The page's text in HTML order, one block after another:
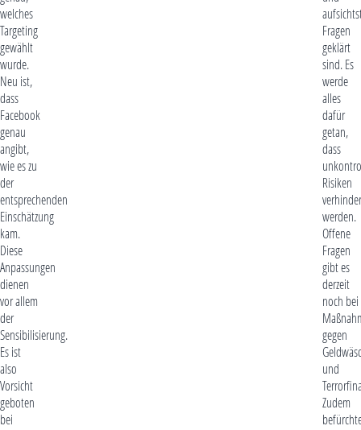
welches
Targeting
gewählt
wurde.
Neu ist,
dass
Facebook
genau
angibt,
wie es zu
der
entsprechenden
Einschätzung
kam.
Diese
Anpassungen
dienen
vor allem
der
Sensibilisierung.
Es ist
also
Vorsicht
geboten
bei
Fragen
geklärt
sind. Es
werde
alles
dafür
getan,
dass
Risiken
werden.
Offene
Fragen
gibt es
derzeit
noch bei
gegen
und
Zudem